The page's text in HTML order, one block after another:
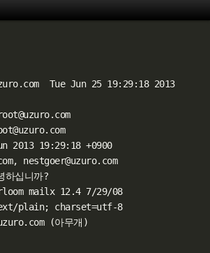
Tue Jun 25 19:29:18 2013
2013 19:29:18 +0900
nestgoer@uzuro.com
하십니까?
mailx 12.4 7/29/08
plain
; charset=utf-8
(아무개 )